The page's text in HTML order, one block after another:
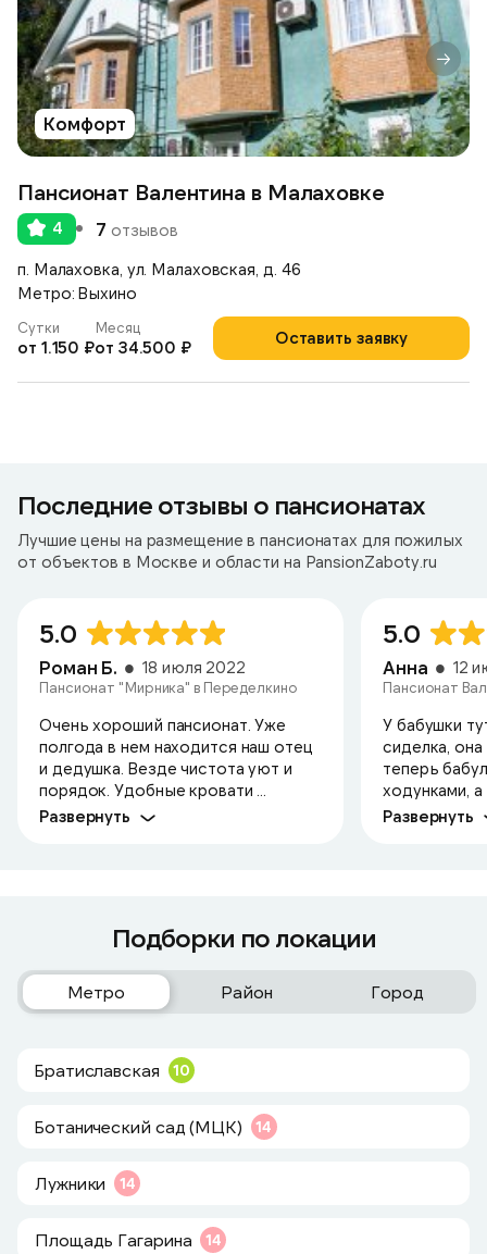
Комфорт
Пансионат Валентина в Малаховке
4 7 отзывов
п. Малаховка, ул. Малаховская, д. 46
Метро: Выхино
Оставить заявку
Сутки
от 1.150 ₽
Месяц
от 34.500 ₽
Последние отзывы о пансионатах
Лучшие цены на размещение в пансионатах для пожилых
от объектов в Москве и области на PansionZaboty.ru
5.0
Роман Б. 18 июля 2022
Пансионат "Мирника" в Переделкино
Очень хороший пансионат. Уже
полгода в нем находится наш отец
и дедушка. Везде чистота уют и
порядок. Удобные кровати ...
Развернуть
5.0
Анна 12
Пансионат
У бабушки
сиделка,
теперь
ходунками,
Развернуть
Подборки по локации
Метро Район Город
Братиславская 10
Ботанический сад (МЦК) 14
Лужники 14
Площадь Гагарина 14